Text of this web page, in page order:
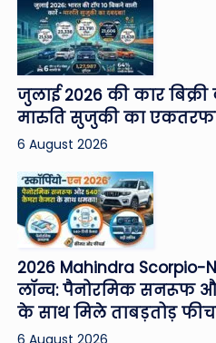
जुलाई 2026 की कार बिक्री
मारुति सुजुकी का
6 August 2026
2026 Mahindra Scorpio-
लॉन्च: पैनोरमिक सनरूफ
के साथ मिले ताबड़तोड़
6 August 2026